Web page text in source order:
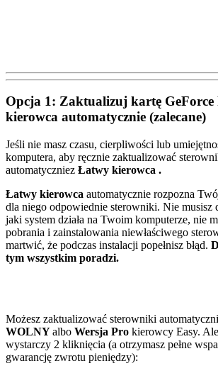
Opcja 1: Zaktualizuj kartę
kierowca automatycznie (zalecane)
Jeśli nie masz czasu, cierpliwości lub
komputera, aby ręcznie zaktualizować
automatyczniez Łatwy kierowca .
Łatwy kierowca automatycznie rozpozna
dla niego odpowiednie sterowniki. Nie musisz
jaki system działa na Twoim komputerze, nie
pobrania i zainstalowania niewłaściwego
martwić, że podczas instalacji popełnisz błąd.
tym wszystkim poradzi.
Możesz zaktualizować sterowniki
WOLNYalbo Wersja Pro kierowcy Easy.
wystarczy 2 kliknięcia (a otrzymasz pełne
gwarancję zwrotu pieniędzy):